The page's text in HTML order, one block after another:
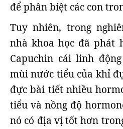
để phân biệt các con
Tuy nhiên, trong
nhà khoa học đã phát
Capuchin cái linh
mùi nước tiểu của khỉ
đực bài tiết nhiều
tiểu và nồng độ
nó có địa vị tốt hơn